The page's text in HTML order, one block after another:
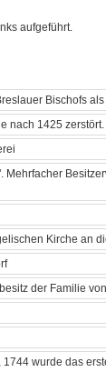
aufgeführt.
Bischofs als
nach 1425 zerstört.
Mehrfacher
Kirche an
der Familie
1744 wurde das